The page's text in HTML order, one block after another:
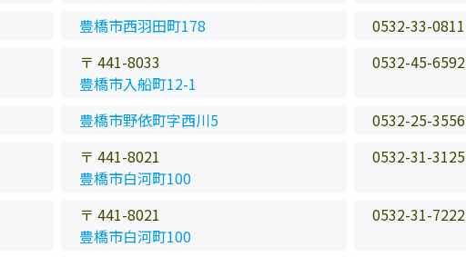
豊橋市西羽田町178
0532-33-0811
〒 441-8033
豊橋市入船町12-1
0532-45-6592
豊橋市野依町字西川5
0532-25-3556
〒 441-8021
豊橋市白河町100
0532-31-3125
〒 441-8021
豊橋市白河町100
0532-31-7222